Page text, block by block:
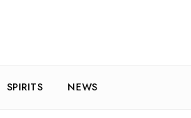
SPIRITS NEWS